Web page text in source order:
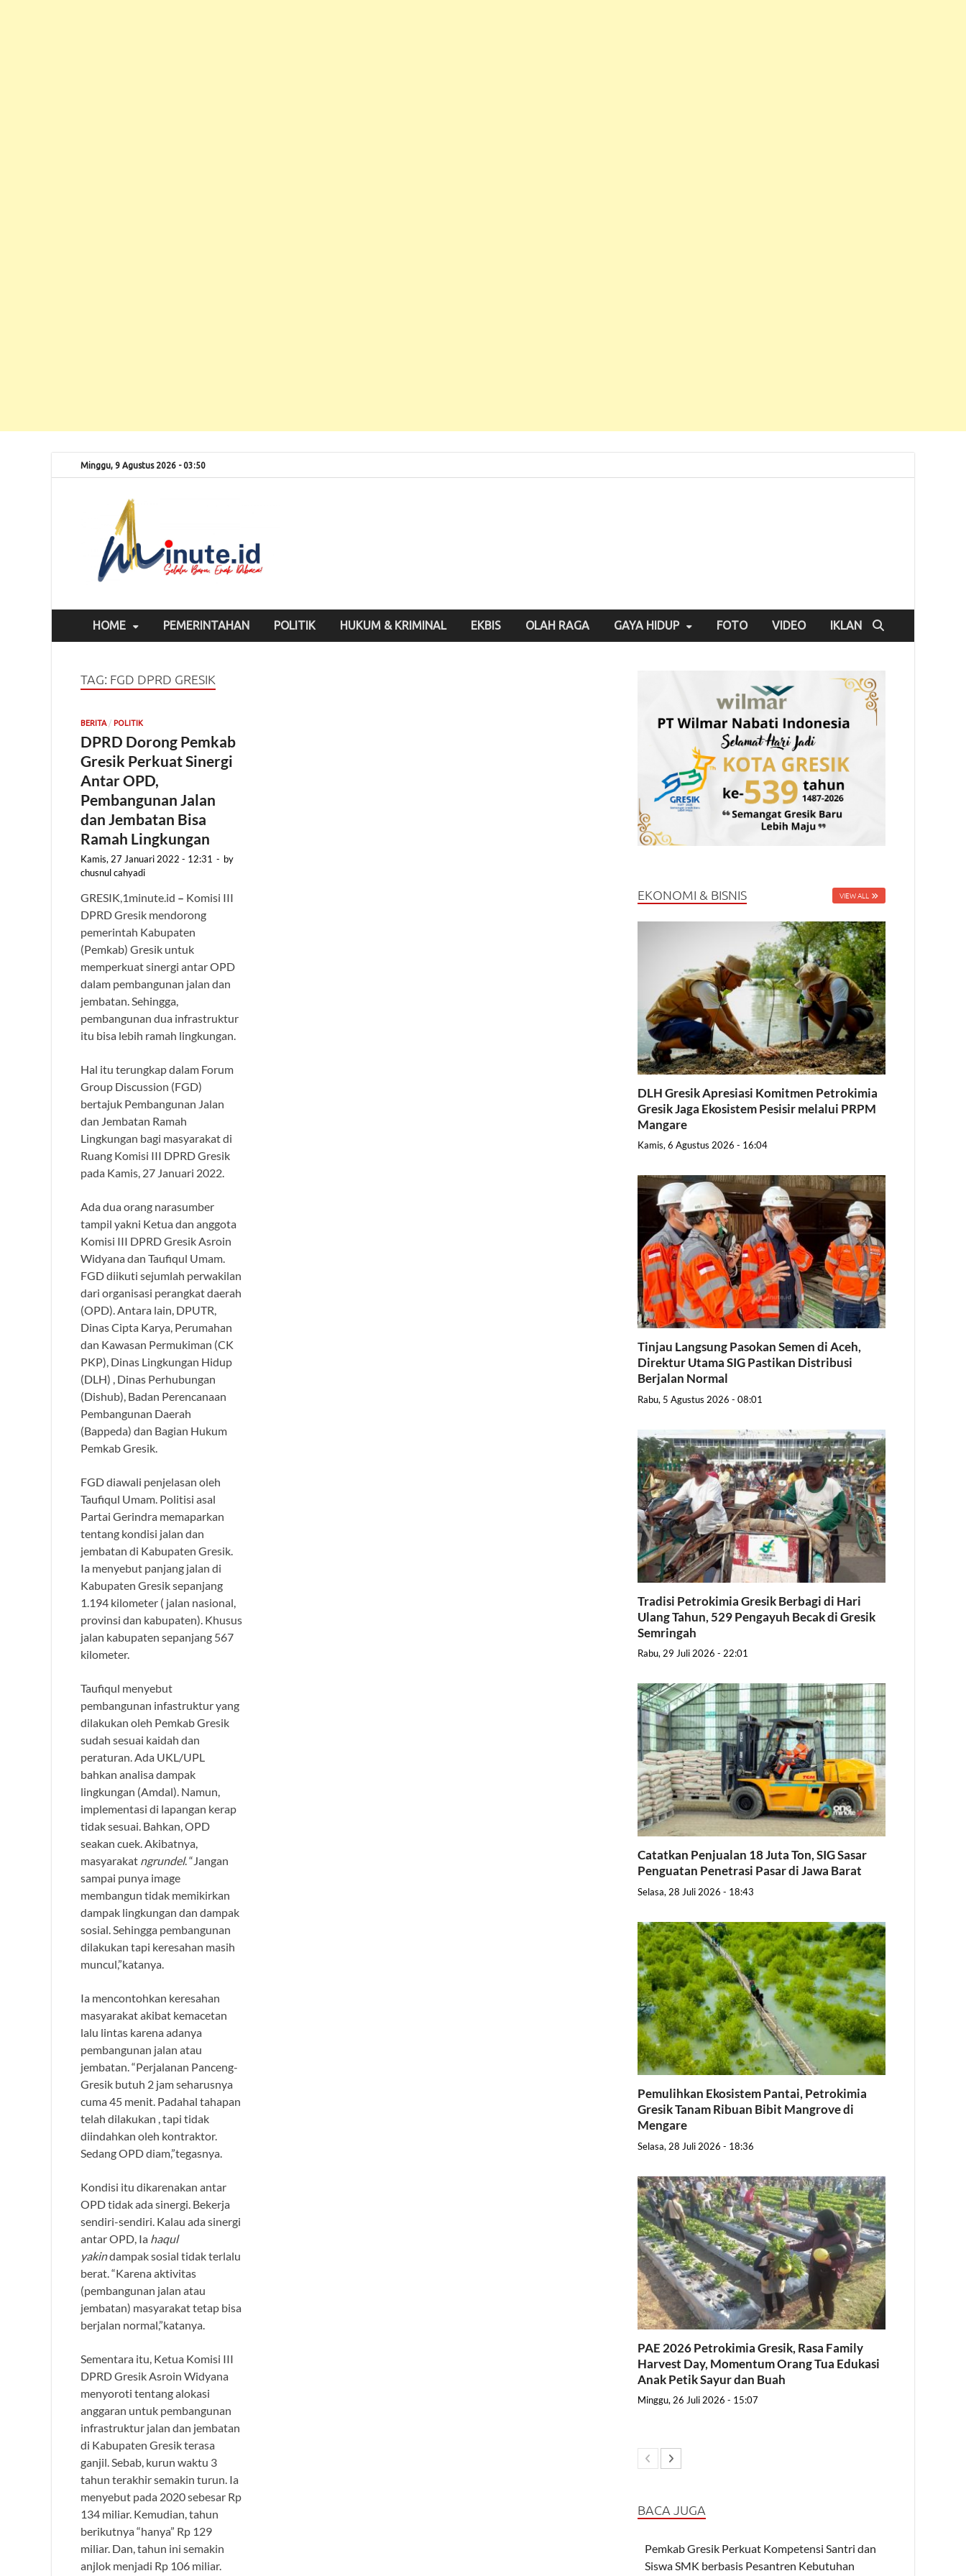
Minggu, 9 Agustus 2026 - 03:50
HOME PEMERINTAHAN POLITIK HUKUM & KRIMINAL EKBIS OLAH RAGA GAYA HIDUP FOTO VIDEO IKLAN
TAG: FGD DPRD GRESIK
BERITA/ POLITIK
DPRD Dorong Pemkab
Gresik Perkuat Sinergi
Antar OPD,
Pembangunan Jalan
dan Jembatan Bisa
Ramah Lingkungan
Kamis, 27 Januari 2022 - 12:31 - by
chusnul cahyadi
GRESIK,1minute.id – Komisi III
DPRD Gresik mendorong
pemerintah Kabupaten
(Pemkab) Gresik untuk
memperkuat sinergi antar OPD
dalam pembangunan jalan dan
jembatan. Sehingga,
pembangunan dua infrastruktur
itu bisa lebih ramah lingkungan.
Hal itu terungkap dalam Forum
Group Discussion (FGD)
bertajuk Pembangunan Jalan
dan Jembatan Ramah
Lingkungan bagi masyarakat di
Ruang Komisi III DPRD Gresik
pada Kamis, 27 Januari 2022.
Ada dua orang narasumber
tampil yakni Ketua dan anggota
Komisi III DPRD Gresik Asroin
Widyana dan Taufiqul Umam.
FGD diikuti sejumlah perwakilan
dari organisasi perangkat daerah
(OPD). Antara lain, DPUTR,
Dinas Cipta Karya, Perumahan
dan Kawasan Permukiman (CK
PKP), Dinas Lingkungan Hidup
(DLH) , Dinas Perhubungan
(Dishub), Badan Perencanaan
Pembangunan Daerah
(Bappeda) dan Bagian Hukum
Pemkab Gresik.
FGD diawali penjelasan oleh
Taufiqul Umam. Politisi asal
Partai Gerindra memaparkan
tentang kondisi jalan dan
jembatan di Kabupaten Gresik.
Ia menyebut panjang jalan di
Kabupaten Gresik sepanjang
1.194 kilometer ( jalan nasional,
provinsi dan kabupaten). Khusus
jalan kabupaten sepanjang 567
kilometer.
Taufiqul menyebut
pembangunan infastruktur yang
dilakukan oleh Pemkab Gresik
sudah sesuai kaidah dan
peraturan. Ada UKL/UPL
bahkan analisa dampak
lingkungan (Amdal). Namun,
implementasi di lapangan kerap
tidak sesuai. Bahkan, OPD
seakan cuek. Akibatnya,
masyarakat ngrundel. “Jangan
sampai punya image
membangun tidak memikirkan
dampak lingkungan dan dampak
sosial. Sehingga pembangunan
dilakukan tapi keresahan masih
muncul,”katanya.
Ia mencontohkan keresahan
masyarakat akibat kemacetan
lalu lintas karena adanya
pembangunan jalan atau
jembatan. “Perjalanan Panceng-
Gresik butuh 2 jam seharusnya
cuma 45 menit. Padahal tahapan
telah dilakukan , tapi tidak
diindahkan oleh kontraktor.
Sedang OPD diam,”tegasnya.
Kondisi itu dikarenakan antar
OPD tidak ada sinergi. Bekerja
sendiri-sendiri. Kalau ada sinergi
antar OPD, Ia haqul
yakindampak sosial tidak terlalu
berat. “Karena aktivitas
(pembangunan jalan atau
jembatan) masyarakat tetap bisa
berjalan normal,”katanya.
Sementara itu, Ketua Komisi III
DPRD Gresik Asroin Widyana
menyoroti tentang alokasi
anggaran untuk pembangunan
infrastruktur jalan dan jembatan
di Kabupaten Gresik terasa
ganjil. Sebab, kurun waktu 3
tahun terakhir semakin turun. Ia
menyebut pada 2020 sebesar Rp
134 miliar. Kemudian, tahun
berikutnya “hanya” Rp 129
miliar. Dan, tahun ini semakin
anjlok menjadi Rp 106 miliar.
EKONOMI & BISNIS VIEW ALL
DLH Gresik Apresiasi Komitmen Petrokimia
Gresik Jaga Ekosistem Pesisir melalui PRPM
Mangare
Kamis, 6 Agustus 2026 - 16:04
Tinjau Langsung Pasokan Semen di Aceh,
Direktur Utama SIG Pastikan Distribusi
Berjalan Normal
Rabu, 5 Agustus 2026 - 08:01
Tradisi Petrokimia Gresik Berbagi di Hari
Ulang Tahun, 529 Pengayuh Becak di Gresik
Semringah
Rabu, 29 Juli 2026 - 22:01
Catatkan Penjualan 18 Juta Ton, SIG Sasar
Penguatan Penetrasi Pasar di Jawa Barat
Selasa, 28 Juli 2026 - 18:43
Pemulihkan Ekosistem Pantai, Petrokimia
Gresik Tanam Ribuan Bibit Mangrove di
Mengare
Selasa, 28 Juli 2026 - 18:36
PAE 2026 Petrokimia Gresik, Rasa Family
Harvest Day, Momentum Orang Tua Edukasi
Anak Petik Sayur dan Buah
Minggu, 26 Juli 2026 - 15:07
BACA JUGA
Pemkab Gresik Perkuat Kompetensi Santri dan
Siswa SMK berbasis Pesantren Kebutuhan